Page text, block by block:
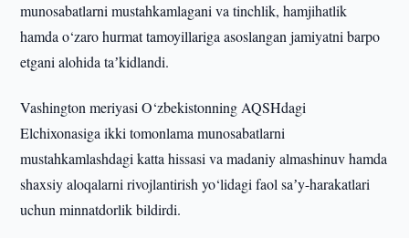
munosabatlarni mustahkamlagani va tinchlik, hamjihatlik
hamda o‘zaro hurmat tamoyillariga asoslangan jamiyatni barpo
etgani alohida taʼkidlandi.
Vashington meriyasi O‘zbekistonning AQSHdagi
Elchixonasiga ikki tomonlama munosabatlarni
mustahkamlashdagi katta hissasi va madaniy almashinuv hamda
shaxsiy aloqalarni rivojlantirish yo‘lidagi faol saʼy-harakatlari
uchun minnatdorlik bildirdi.